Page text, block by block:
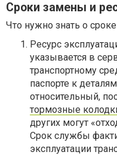
Сроки замены и
Что нужно знать о
Ресурс
указывается в
транспортному
паспорте к
относительный,
тормозные
других могут
Срок службы
эксплуатации